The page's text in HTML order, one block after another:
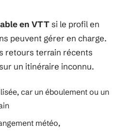
en VTTsi le profil en
peuvent gérer en charge.
retours terrain récents
un itinéraire inconnu.
car un éboulement ou un
météo,